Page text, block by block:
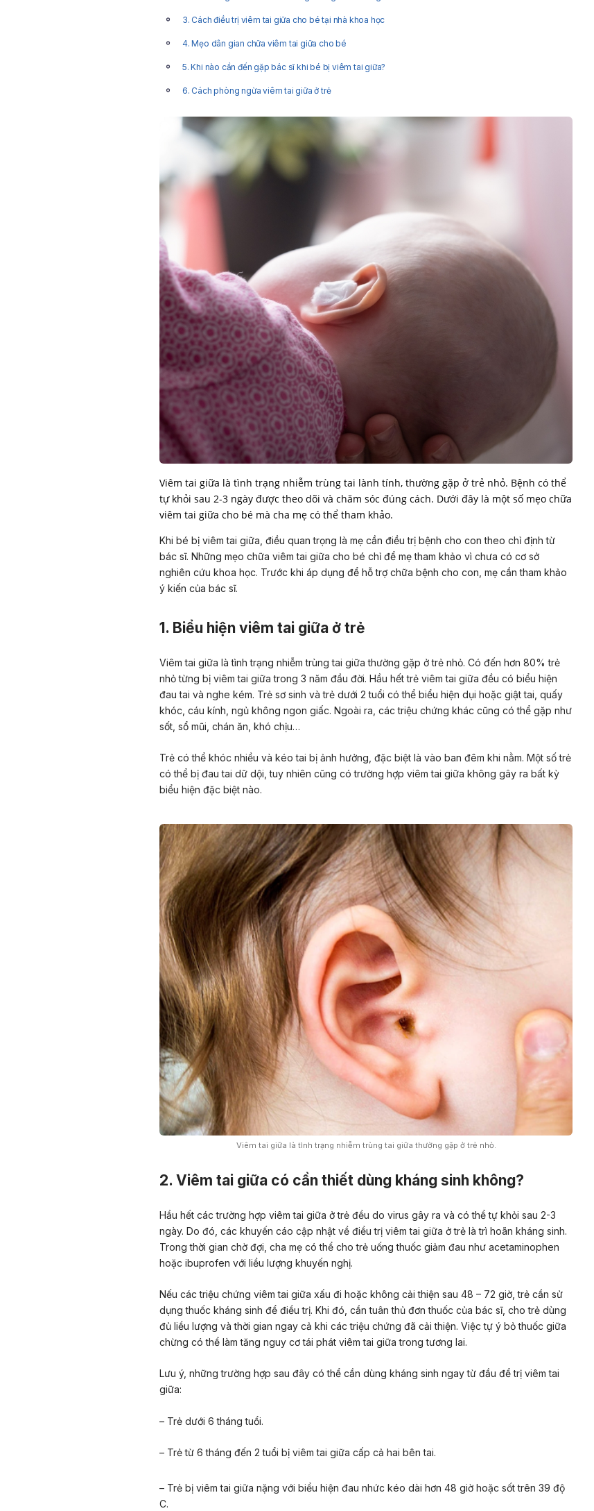
3. Cách điều trị viêm tai giữa cho bé tại nhà khoa học
4. Mẹo dân gian chữa viêm tai giữa cho bé
5. Khi nào cần đến gặp bác sĩ khi bé bị viêm tai giữa?
6. Cách phòng ngừa viêm tai giữa ở trẻ
Viêm tai giữa là tình trạng nhiễm trùng tai lành tính, thường gặp ở trẻ nhỏ. Bệnh có thể
tự khỏi sau 2-3 ngày được theo dõi và chăm sóc đúng cách. Dưới đây là một số mẹo chữa
Khi bé bị viêm tai giữa, điều quan trọng là mẹ cần điều trị bệnh cho con theo chỉ định từ
bác sĩ. Những mẹo chữa viêm tai giữa cho bé chỉ để mẹ tham khảo vì chưa có cơ sở
nghiên cứu khoa học. Trước khi áp dụng để hỗ trợ chữa bệnh cho con, mẹ cần tham khảo
ý kiến của bác sĩ.
1. Biểu hiện viêm tai giữa ở trẻ
Viêm tai giữa là tình trạng nhiễm trùng tai giữa thường gặp ở trẻ nhỏ. Có đến hơn 80% trẻ
nhỏ từng bị viêm tai giữa trong 3 năm đầu đời. Hầu hết trẻ viêm tai giữa đều có biểu hiện
đau tai và nghe kém. Trẻ sơ sinh và trẻ dưới 2 tuổi có thể biểu hiện dụi hoặc giật tai, quấy
khóc, cáu kính, ngủ không ngon giấc. Ngoài ra, các triệu chứng khác cũng có thể gặp như
sốt, sổ mũi, chán ăn, khó chịu…
Trẻ có thể khóc nhiều và kéo tai bị ảnh hưởng, đặc biệt là vào ban đêm khi nằm. Một số trẻ
có thể bị đau tai dữ dội, tuy nhiên cũng có trường hợp viêm tai giữa không gây ra bất kỳ
biểu hiện đặc biệt nào.
Viêm tai giữa là tình trạng nhiễm trùng tai giữa thường gặp ở trẻ nhỏ.
2. Viêm tai giữa có cần thiết dùng kháng sinh không?
Hầu hết các trường hợp viêm tai giữa ở trẻ đều do virus gây ra và có thể tự khỏi sau 2-3
ngày. Do đó, các khuyến cáo cập nhật về điều trị viêm tai giữa ở trẻ là trì hoãn kháng sinh.
Trong thời gian chờ đợi, cha mẹ có thể cho trẻ uống thuốc giảm đau như acetaminophen
hoặc ibuprofen với liều lượng khuyến nghị.
Nếu các triệu chứng viêm tai giữa xấu đi hoặc không cải thiện sau 48 – 72 giờ, trẻ cần sử
dụng thuốc kháng sinh để điều trị. Khi đó, cần tuân thủ đơn thuốc của bác sĩ, cho trẻ dùng
đủ liều lượng và thời gian ngay cả khi các triệu chứng đã cải thiện. Việc tự ý bỏ thuốc giữa
chừng có thể làm tăng nguy cơ tái phát viêm tai giữa trong tương lai.
Lưu ý, những trường hợp sau đây có thể cần dùng kháng sinh ngay từ đầu để trị viêm tai
giữa:
– Trẻ dưới 6 tháng tuổi.
– Trẻ từ 6 tháng đến 2 tuổi bị viêm tai giữa cấp cả hai bên tai.
– Trẻ bị viêm tai giữa nặng với biểu hiện đau nhức kéo dài hơn 48 giờ hoặc sốt trên 39 độ
C.